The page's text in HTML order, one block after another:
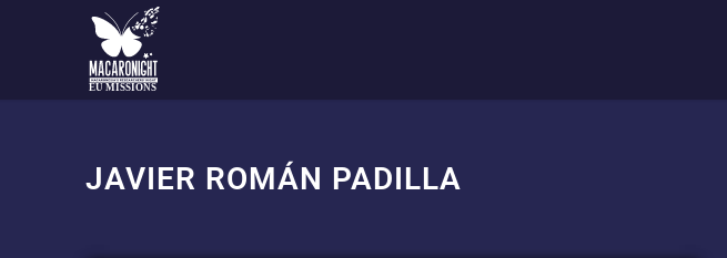
EU MISSIONS
JAVIER ROMÁN PADILLA